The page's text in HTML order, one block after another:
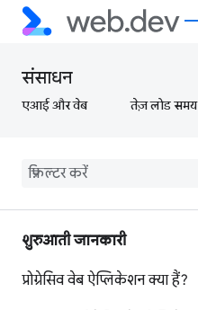
संसाधन
एआई और वेब तेज़ लोड समय
शुरुआती जानकारी
प्रोग्रेसिव वेब ऐप्लिकेशन क्या हैं?